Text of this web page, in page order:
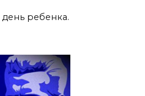
ребенка.